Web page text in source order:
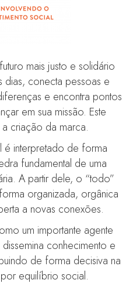
mais justo e solidário
conecta pessoas e
e encontra pontos
em sua missão. Este
criação da marca.
interpretado de forma
fundamental de uma
A partir dele, o “todo”
organizada, orgânica
a novas conexões.
um importante agente
conhecimento e
de forma decisiva na
equilíbrio social.